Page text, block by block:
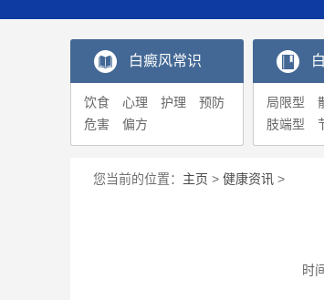
白癜风常识
饮食 心理 护理
预防
危害
偏方
局限型
肢端型
您当前的位置： 主页 > 健康资讯 >
时